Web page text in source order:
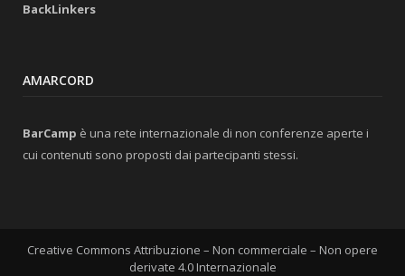
BackLinkers
AMARCORD
BarCamp è una rete internazionale di non conferenze aperte i
cui contenuti sono proposti dai partecipanti stessi.
Creative Commons Attribuzione – Non commerciale – Non opere
derivate 4.0 Internazionale